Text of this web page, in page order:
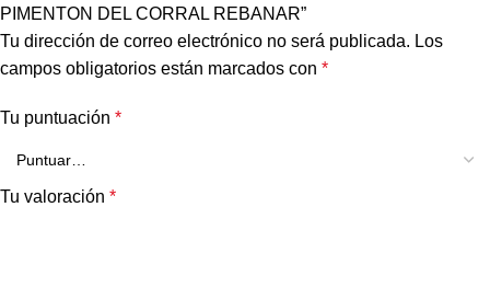
PIMENTON DEL CORRAL REBANAR”
Tu dirección de correo electrónico no será publicada. Los
campos obligatorios están marcados con *
Tu puntuación *
Tu valoración *